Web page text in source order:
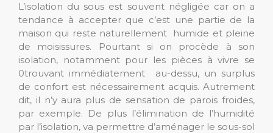
L’isolation du sous est souvent négligée car on a
tendance à accepter que c’est une partie de la
maison qui reste naturellement humide et pleine
de moisissures. Pourtant si on procède à son
isolation, notamment pour les pièces à vivre se
0trouvant immédiatement au-dessu, un surplus
de confort est nécessairement acquis. Autrement
dit, il n’y aura plus de sensation de parois froides,
par exemple. De plus l’élimination de l’humidité
par l’isolation, va permettre d’aménager le sous-sol